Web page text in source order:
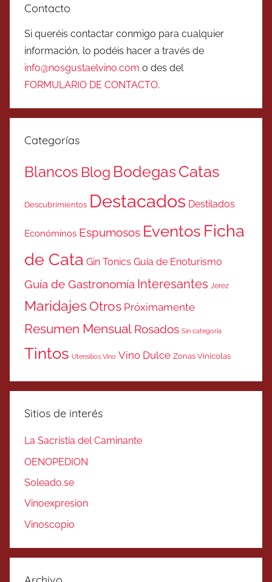
Contacto
Si queréis contactar conmigo para cualquier
información, lo podéis hacer a través de
info@nosgustaelvino.com o des del
FORMULARIO DE CONTACTO.
Categorías
Blancos Blog BodegasCatas
Descubrimientos Destacados Destilados
Económinos Espumosos Eventos Ficha
de Cata Gin Tonics Guía de Enoturismo
Guía de Gastronomía Interesantes Jerez
MaridajesOtros Próximamente
Resumen Mensual Rosados Sin categoría
Tintos Utensilios Vino Vino Dulce Zonas Vinicolas
Sitios de interés
La Sacristía del Caminante
OENOPEDION
Soleado.se
Vinoexpresion
Vinoscopio